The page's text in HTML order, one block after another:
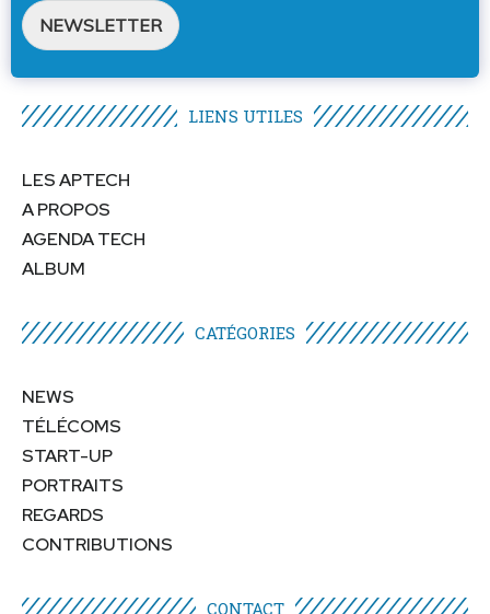
NEWSLETTER
LIENS UTILES​
LES APTECH
A PROPOS
AGENDA TECH
ALBUM
CATÉGORIES​
NEWS
TÉLÉCOMS
START-UP
PORTRAITS
REGARDS
CONTRIBUTIONS
CONTACT